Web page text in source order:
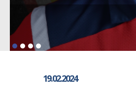
19.02.2024